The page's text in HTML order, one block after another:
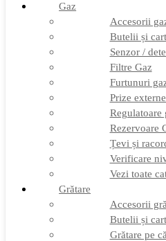
Regulatoare gaz
Rezervoare
Țevi și
Verificare nivel
Vezi toate
Accesorii grătare
Butelii și
Grătare pe
Grătare pe gaz
Grătare Cadac
Vezi toate
Huse și Folii
Folii izolatoare
Huse autorulotă
Huse rulote
Parasolare
Vezi toate
Gaz
Accesorii
Butelii și
Senzor /
Filtre Gaz
Furtunuri
Prize
Regulatoare
Rezervoare
Țevi și
Verificare
Vezi toate
Grătare
Accesorii
Butelii și
Grătare pe